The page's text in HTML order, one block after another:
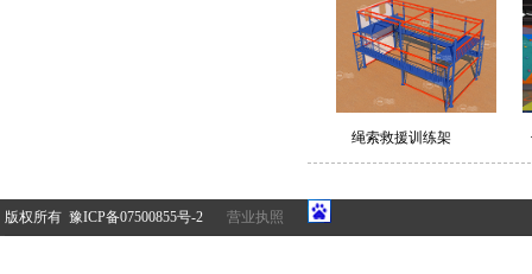
绳索救援训练架
版权所有 豫ICP备07500855号-2 营业执照